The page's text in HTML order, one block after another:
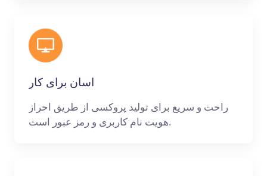
اسان برای کار
راحت و سریع برای تولید پروکسی از طریق احراز
هویت نام کاربری و رمز عبور است.